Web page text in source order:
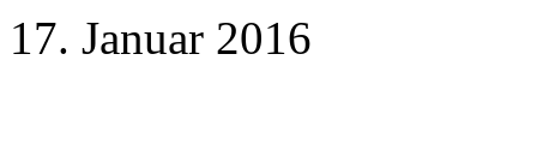
17. Januar 2016